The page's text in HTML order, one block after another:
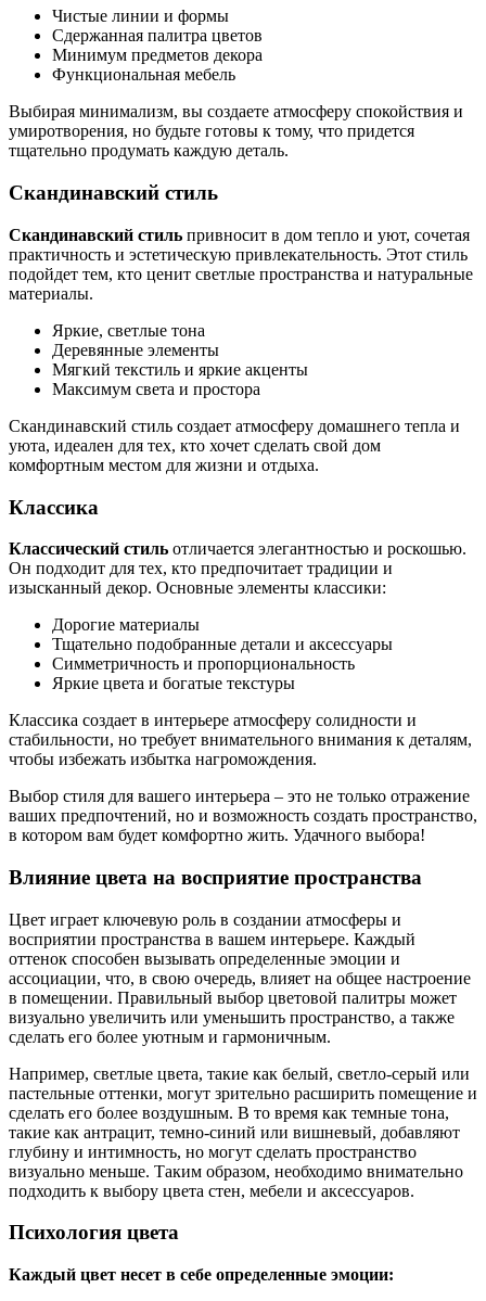
Чистые линии и формы
Сдержанная палитра цветов
Минимум предметов декора
Функциональная мебель
Выбирая минимализм, вы создаете атмосферу спокойствия и
умиротворения, но будьте готовы к тому, что придется
тщательно продумать каждую деталь.
Скандинавский стиль
Скандинавский стиль привносит в дом тепло и уют, сочетая
практичность и эстетическую привлекательность. Этот стиль
подойдет тем, кто ценит светлые пространства и натуральные
материалы.
Яркие, светлые тона
Деревянные элементы
Мягкий текстиль и яркие акценты
Максимум света и простора
Скандинавский стиль создает атмосферу домашнего тепла и
уюта, идеален для тех, кто хочет сделать свой дом
комфортным местом для жизни и отдыха.
Классика
Классический стиль отличается элегантностью и роскошью.
Он подходит для тех, кто предпочитает традиции и
изысканный декор. Основные элементы классики:
Дорогие материалы
Тщательно подобранные детали и аксессуары
Симметричность и пропорциональность
Яркие цвета и богатые текстуры
Классика создает в интерьере атмосферу солидности и
стабильности, но требует внимательного внимания к деталям,
чтобы избежать избытка нагромождения.
Выбор стиля для вашего интерьера – это не только отражение
ваших предпочтений, но и возможность создать пространство,
в котором вам будет комфортно жить. Удачного выбора!
Влияние цвета на восприятие пространства
Цвет играет ключевую роль в создании атмосферы и
восприятии пространства в вашем интерьере. Каждый
оттенок способен вызывать определенные эмоции и
ассоциации, что, в свою очередь, влияет на общее настроение
в помещении. Правильный выбор цветовой палитры может
визуально увеличить или уменьшить пространство, а также
сделать его более уютным и гармоничным.
Например, светлые цвета, такие как белый, светло-серый или
пастельные оттенки, могут зрительно расширить помещение и
сделать его более воздушным. В то время как темные тона,
такие как антрацит, темно-синий или вишневый, добавляют
глубину и интимность, но могут сделать пространство
визуально меньше. Таким образом, необходимо внимательно
подходить к выбору цвета стен, мебели и аксессуаров.
Психология цвета
Каждый цвет несет в себе определенные эмоции: